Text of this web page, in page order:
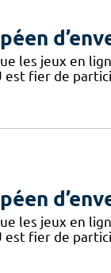
les jeux en
est fier de
les jeux en
est fier de